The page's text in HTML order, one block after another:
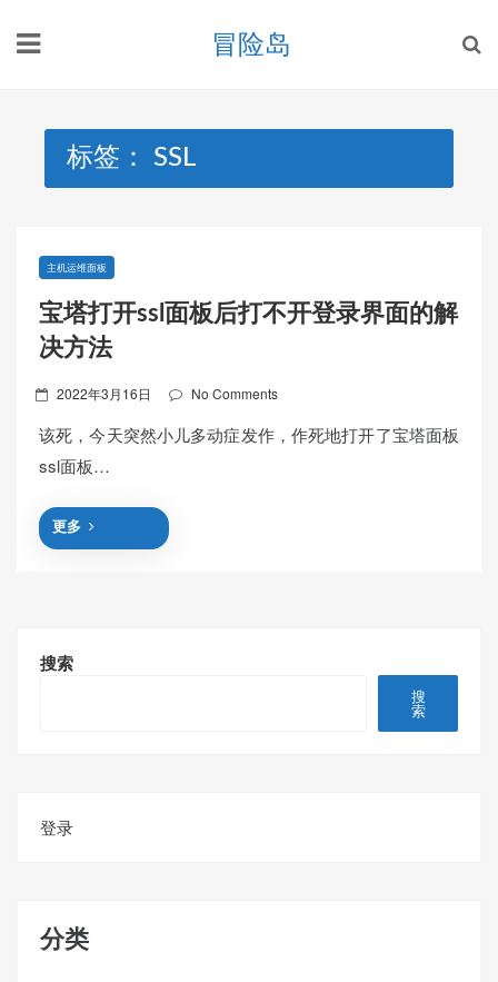
冒险岛
标签： SSL
主机运维面板
宝塔打开ssl面板后打不开登录界面的解
决方法
Posted
2022年3月16日 No Comments
该死，今天突然小儿多动症发作，作死地打开了宝塔面板
ssl面板…
更多
搜索
搜
索
登录
分类